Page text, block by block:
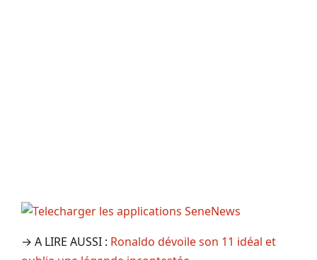
→ A LIRE AUSSI : Ronaldo dévoile son 11 idéal et